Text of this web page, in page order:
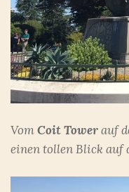
VomCoit Towerauf
einen tollen Blick auf